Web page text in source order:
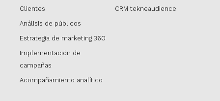
Clientes
Análisis de públicos
Estrategia de marketing 360
Implementación de
campañas
Acompañamiento analítico
CRM tekneaudience